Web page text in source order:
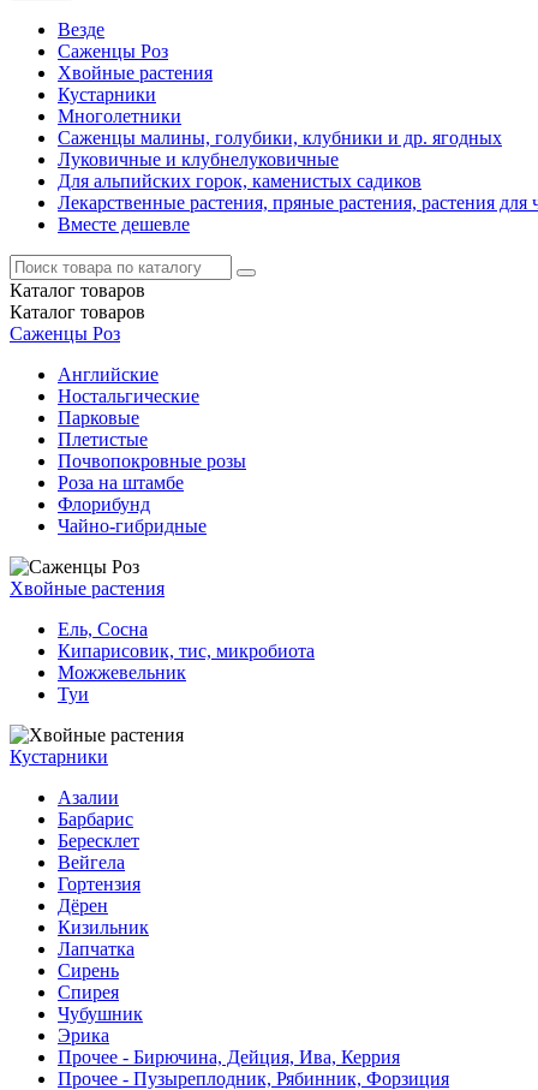
Везде
Саженцы Роз
Хвойные растения
Кустарники
Многолетники
Саженцы малины, голубики, клубники и др. ягодных
Луковичные и клубнелуковичные
Для альпийских горок, каменистых садиков
Лекарственные растения, пряные растения, растения для
Вместе дешевле
Каталог товаров
Каталог товаров
Саженцы Роз
Английские
Ностальгические
Парковые
Плетистые
Почвопокровные розы
Роза на штамбе
Флорибунд
Чайно-гибридные
Хвойные растения
Ель, Сосна
Кипарисовик, тис, микробиота
Можжевельник
Туи
Кустарники
Азалии
Барбарис
Бересклет
Вейгела
Гортензия
Дёрен
Кизильник
Лапчатка
Сирень
Спирея
Чубушник
Эрика
Прочее - Бирючина, Дейция, Ива, Керрия
Прочее - Пузыреплодник, Рябинник, Форзиция